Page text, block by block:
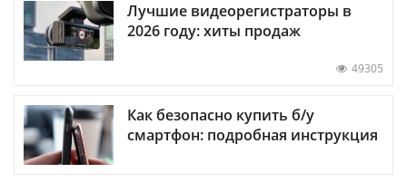
Лучшие видеорегистраторы в
2026 году: хиты продаж
49305
Как безопасно купить б/у
смартфон: подробная инструкция